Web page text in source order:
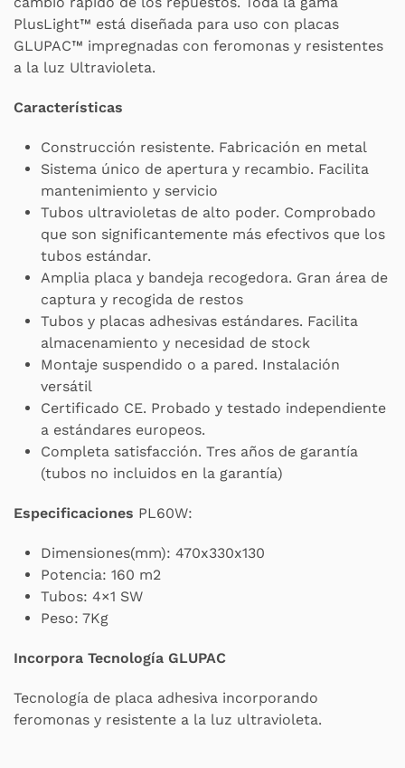
PlusLight™ está diseñada para uso con placas
GLUPAC™ impregnadas con feromonas y resistentes
a la luz Ultravioleta.
Características
Construcción resistente. Fabricación en metal
Sistema único de apertura y recambio. Facilita
mantenimiento y servicio
Tubos ultravioletas de alto poder. Comprobado
que son significantemente más efectivos que los
tubos estándar.
Amplia placa y bandeja recogedora. Gran área de
captura y recogida de restos
Tubos y placas adhesivas estándares. Facilita
almacenamiento y necesidad de stock
Montaje suspendido o a pared. Instalación
versátil
Certificado CE. Probado y testado independiente
a estándares europeos.
Completa satisfacción. Tres años de garantía
(tubos no incluidos en la garantía)
Especificaciones PL60W:
Dimensiones(mm): 470x330x130
Potencia: 160 m2
Tubos: 4×1 SW
Peso: 7Kg
Incorpora Tecnología GLUPAC
Tecnología de placa adhesiva incorporando
feromonas y resistente a la luz ultravioleta.